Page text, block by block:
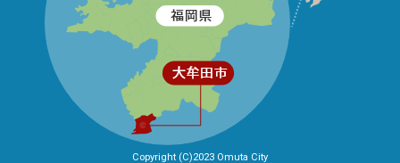
Copyright (C)2023 Omuta City